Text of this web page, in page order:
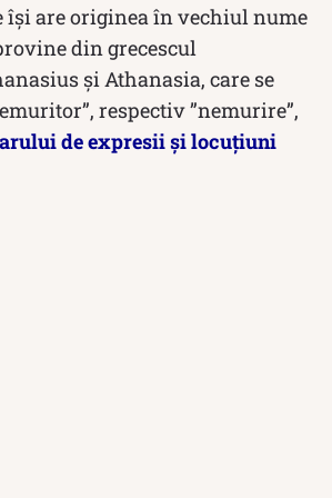
își are originea în vechiul nume
din grecescul
și Athanasia, care se
respectiv ”nemurire”,
de expresii și locuțiuni